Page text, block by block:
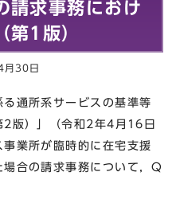
請求事務におけ
第1版）
30日
る通所系サービスの基準等
2版）」（令和2年4月16日
業所が臨時的に在宅支援
合の請求事務について，Q